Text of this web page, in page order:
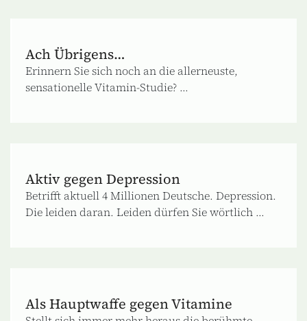
Ach Übrigens…
Erinnern Sie sich noch an die allerneuste,
sensationelle Vitamin-Studie? ...
Aktiv gegen Depression
Betrifft aktuell 4 Millionen Deutsche. Depression.
Die leiden daran. Leiden dürfen Sie wörtlich ...
Als Hauptwaffe gegen Vitamine